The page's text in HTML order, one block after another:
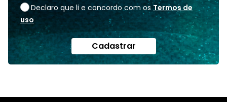
Declaro que li e concordo com os Termos de
uso
Cadastrar